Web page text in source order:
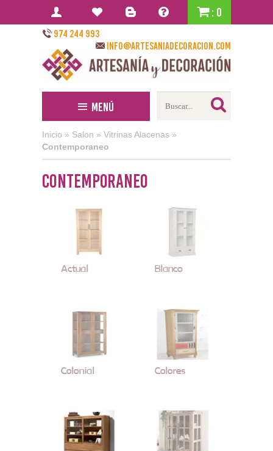
: 0
974 244 993
info@artesaniadecoracion.com
Menú
Inicio » Salon » Vitrinas Alacenas »
Contemporaneo
Contemporaneo
Actual Blanco
Colonial Colores